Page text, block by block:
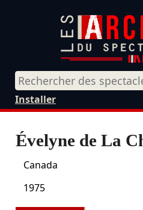
Installer
Évelyne de La
Canada
1975